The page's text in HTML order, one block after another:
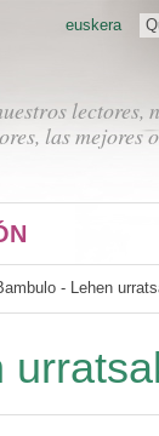
lectores,
las mejores
euskera
- Lehen